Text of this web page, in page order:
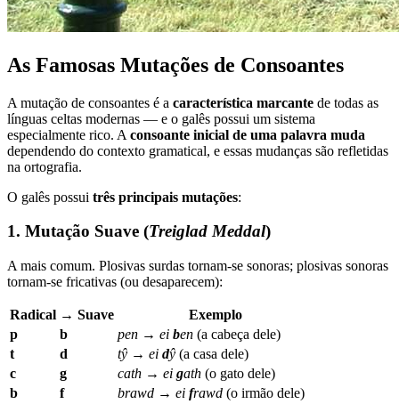
As Famosas Mutações de Consoantes
A mutação de consoantes é a característica marcante de todas as
línguas celtas modernas — e o galês possui um sistema
especialmente rico. A consoante inicial de uma palavra muda
dependendo do contexto gramatical, e essas mudanças são refletidas
na ortografia.
O galês possui três principais mutações:
1. Mutação Suave (Treiglad Meddal)
A mais comum. Plosivas surdas tornam-se sonoras; plosivas sonoras
tornam-se fricativas (ou desaparecem):
Radical → Suave
Exemplo
p
b pen → ei ben (a cabeça dele)
t
d tŷ → ei dŷ (a casa dele)
c
g cath → ei gath (o gato dele)
b
f brawd → ei frawd (o irmão dele)